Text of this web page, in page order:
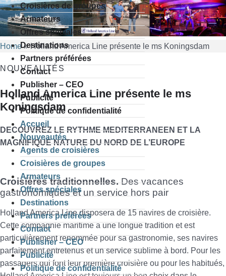
Croisières de groupes
Armateurs
Offres spéciales
Destinations
Partners préférées
Contact
Publisher – CEO
Publicité
Politique de confidentialité
Accueil
Nouveautés
Agents de croisières
Croisières de groupes
Armateurs
Offres spéciales
Destinations
Partners préférées
Contact
Publisher – CEO
Publicité
Politique de confidentialité
Home»Holland America Line présente le ms Koningsdam
NOUVEAUTÉS
Holland America Line présente le ms
Koningsdam
DECOUVREZ LE RYTHME MEDITERRANEEN ET LA
MAGNIFIQUE NATURE DU NORD DE L’EUROPE
Croisières traditionnelles.Des vacances
gastronomiques et un service hors pair
Holland America Line disposera de 15 navires de croisière.
Cette compagnie maritime a une longue tradition et est
particulièrement renommée pour sa gastronomie, ses navires
parfaitement entretenus et un service sublime à bord. Pour les
passagers qui font leur première croisière ou pour les habitués,